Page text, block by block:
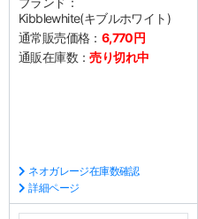
Kibblewhite(キブルホワイト)
通常販売価格： 6,770円
通販在庫数：売り切れ中
ネオガレージ在庫数確認
詳細ページ